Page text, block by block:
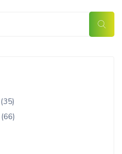
(35)
(66)